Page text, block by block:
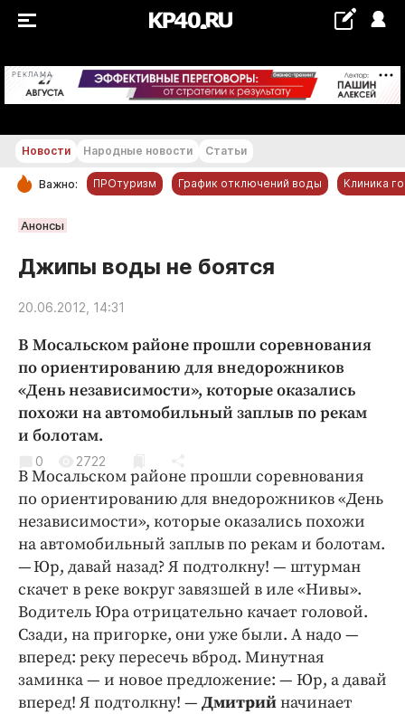
РЕКЛАМА +22...+23 °С
РУБРИКИ
Новости компаний
Статьи
Народные новости
Авто и транспорт
Благоустройство
Криминал
Культура
Недвижимость и ЖКХ
Образование
Общество
Погода
Праздники
Происшествия
Спорт
Экономика и бизнес
ПРОЕКТЫ
Новости Народные новости Статьи
Важно: ПРОтуризм График отключений воды Клиника
Анонсы
Джипы воды не боятся
20.06.2012, 14:31
В Мосальском районе прошли соревнования
по ориентированию для внедорожников
«День независимости», которые оказались
похожи на автомобильный заплыв по рекам
и болотам.
0 2722
В Мосальском районе прошли соревнования
по ориентированию для внедорожников «День
независимости», которые оказались похожи
на автомобильный заплыв по рекам и болотам.
— Юр, давай назад? Я подтолкну! — штурман
скачет в реке вокруг завязшей в иле «Нивы».
Водитель Юра отрицательно качает головой.
Сзади, на пригорке, они уже были. А надо —
вперед: реку пересечь вброд. Минутная
заминка — и новое предложение: — Юр, а давай
вперед! Я подтолкну! — Дмитрийначинает